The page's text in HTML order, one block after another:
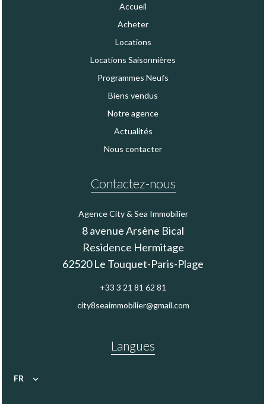
Accueil
Acheter
Locations
Locations Saisonnières
Programmes Neufs
Biens vendus
Notre agence
Actualités
Nous contacter
Contactez-nous
Agence City & Sea Immobilier
8 avenue Arsène Bical
Residence Hermitage
62520Le Touquet-Paris-Plage
+33 3 21 81 62 81
city8seaimmobilier@gmail.com
Langues
FR